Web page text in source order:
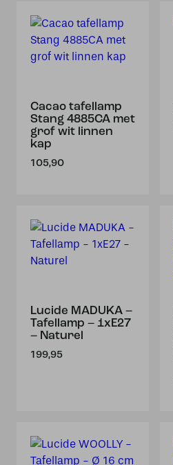
Cacao tafellamp
Stang 4885CA met
grof wit linnen
kap
105,90
Lucide MADUKA –
Tafellamp – 1xE27
– Naturel
199,95